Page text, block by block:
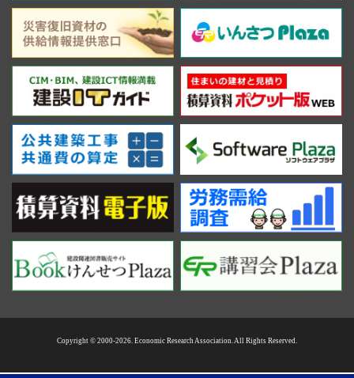
Copyright © 2000-2026. Economic Research Association. All Rights Reserved.